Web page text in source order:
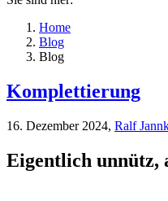
Home
Blog
Blog
Komplettierung
16. Dezember 2024, Ralf
Eigentlich unnütz,